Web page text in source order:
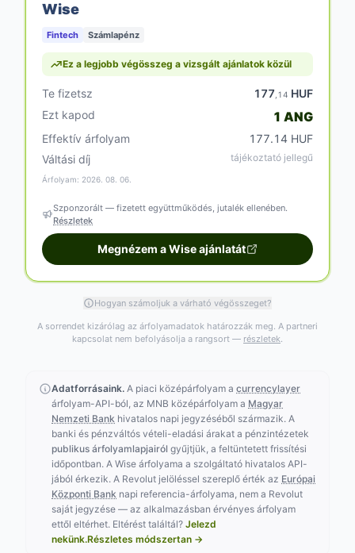
Wise
Fintech Számlapénz
Ez a legjobb végösszeg a vizsgált ajánlatok közül
Te fizetsz 177 ,14 HUF
Ezt kapod
1 ANG
Effektív árfolyam
177.14 HUF
Váltási díj
tájékoztató jellegű
Árfolyam: 2026. 08. 06.
Szponzorált — fizetett együttműködés, jutalék ellenében.
Részletek
Megnézem a Wise ajánlatát
Hogyan számoljuk a várható végösszeget?
A sorrendet kizárólag az árfolyamadatok határozzák meg. A partneri
kapcsolat nem befolyásolja a rangsort — részletek.
Adatforrásaink. A piaci középárfolyam a currencylayer
árfolyam-API-ból, az MNB középárfolyam a Magyar
Nemzeti Bank hivatalos napi jegyzéséből származik. A
banki és pénzváltós vételi-eladási árakat a pénzintézetek
publikus árfolyamlapjairól gyűjtjük, a feltüntetett frissítési
időpontban. A Wise árfolyama a szolgáltató hivatalos API-
jából érkezik. A Revolut jelöléssel szereplő érték az Európai
Központi Bank napi referencia-árfolyama, nem a Revolut
saját jegyzése — az alkalmazásban érvényes árfolyam
ettől eltérhet. Eltérést találtál? Jelezd
nekünk.Részletes módszertan →